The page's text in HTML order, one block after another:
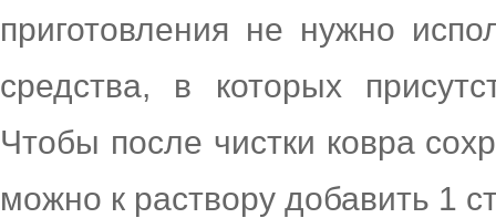
приготовления не нужно
средства, в которых
Чтобы после чистки ковра
можно к раствору добавить 1